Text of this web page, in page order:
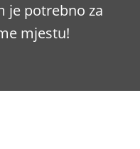
je potrebno za
mjestu!